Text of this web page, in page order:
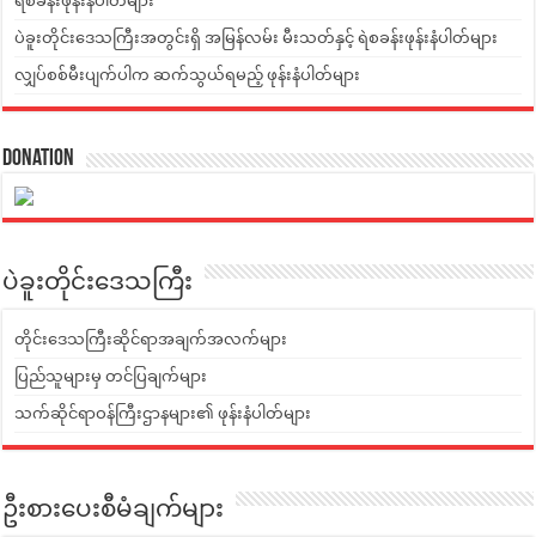
ပဲခူးတိုင်းဒေသကြီးအတွင်းရှိ အမြန်လမ်း မီးသတ်နှင့် ရဲစခန်းဖုန်းနံပါတ်များ
လျှပ်စစ်မီးပျက်ပါက ဆက်သွယ်ရမည့် ဖုန်းနံပါတ်များ
Donation
ပဲခူးတိုင်းဒေသကြီး
တိုင်းဒေသကြီးဆိုင်ရာအချက်အလက်များ
ပြည်သူများမှ တင်ပြချက်များ
သက်ဆိုင်ရာဝန်ကြီးဌာနများ၏ ဖုန်းနံပါတ်များ
ဦးစားပေးစီမံချက်များ